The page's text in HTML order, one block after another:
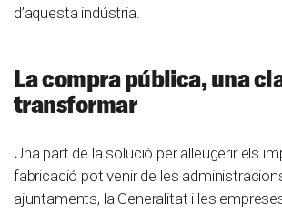
d’aquesta indústria.
La compra pública, una
transformar
Una part de la solució per alleugerir els
fabricació pot venir de les
ajuntaments, la Generalitat i les